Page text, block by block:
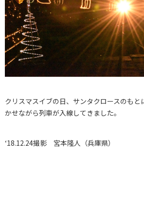
クリスマスイブの日、サンタクロースのも
かせながら列車が入線してきました。
‘18.12.24撮影 宮本隆人（兵庫県）